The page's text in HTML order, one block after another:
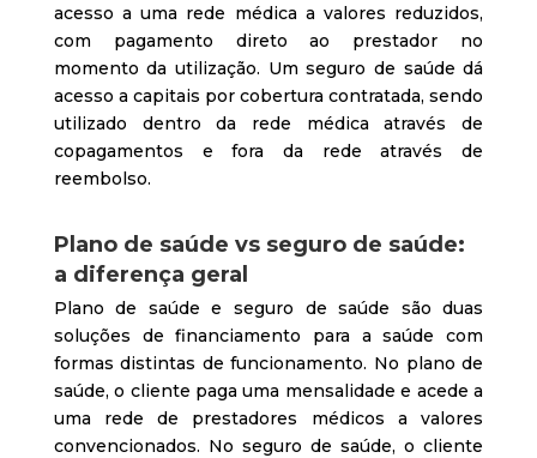
acesso a uma rede médica a valores reduzidos,
com pagamento direto ao prestador no
momento da utilização. Um seguro de saúde dá
acesso a capitais por cobertura contratada, sendo
utilizado dentro da rede médica através de
copagamentos e fora da rede através de
reembolso.
Plano de saúde vs seguro de saúde:
a diferença geral
Plano de saúde e seguro de saúde são duas
soluções de financiamento para a saúde com
formas distintas de funcionamento. No plano de
saúde, o cliente paga uma mensalidade e acede a
uma rede de prestadores médicos a valores
convencionados. No seguro de saúde, o cliente